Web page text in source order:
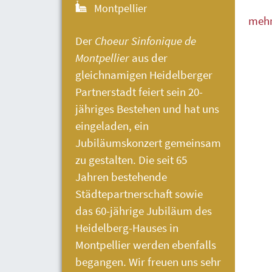
Montpellier
Der Choeur Sinfonique de
Montpellier aus der
gleichnamigen Heidelberger
Partnerstadt feiert sein 20-
jähriges Bestehen und hat uns
eingeladen, ein
Jubiläumskonzert gemeinsam
zu gestalten. Die seit 65
Jahren bestehende
Städtepartnerschaft sowie
das 60-jährige Jubiläum des
Heidelberg-Hauses in
Montpellier werden ebenfalls
begangen. Wir freuen uns sehr